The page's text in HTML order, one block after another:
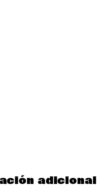
adicional